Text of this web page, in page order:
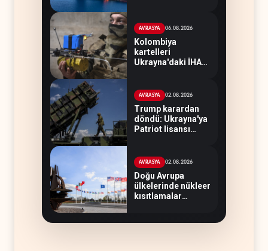
AVRASYA 06.08.2026
Kolombiya
kartelleri
Ukrayna'daki İHA
AVRASYA 02.08.2026
Trump karardan
döndü: Ukrayna'ya
Patriot lisansı
AVRASYA 02.08.2026
Doğu Avrupa
ülkelerinde nükleer
kısıtlamalar